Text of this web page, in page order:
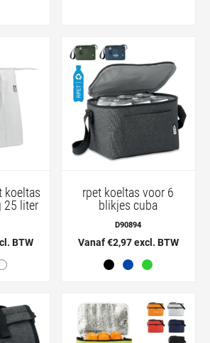
koeltas
25 liter
BTW
rpet koeltas voor 6
blikjes cuba
D90894
Vanaf €2,97 excl. BTW